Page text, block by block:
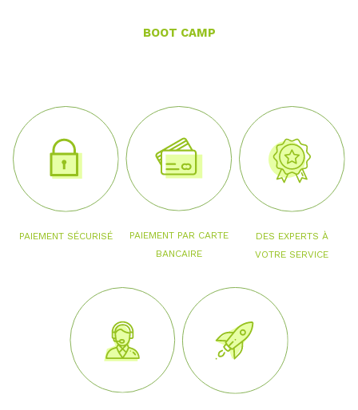
BOOT CAMP
PAIEMENT SÉCURISÉ
PAIEMENT PAR CARTE
BANCAIRE
DES EXPERTS À
VOTRE SERVICE